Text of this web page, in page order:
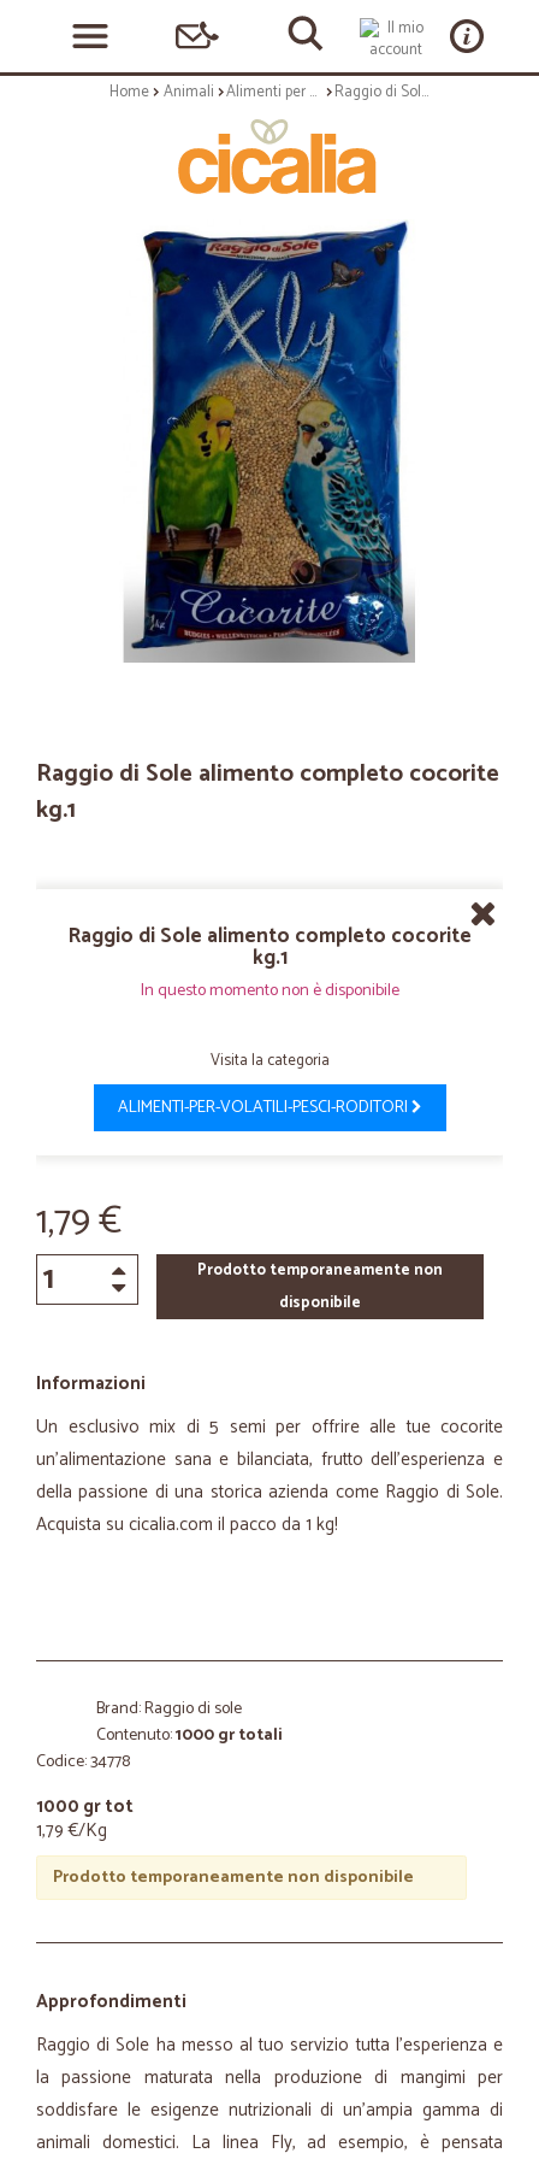
Home Animali Alimenti per volatili, pesci, roditori Raggio di Sole alimento completo cocorite kg.1
Raggio di Sole alimento completo cocorite
kg.1
Raggio di Sole alimento completo cocorite
kg.1
In questo momento non è disponibile
Visita la categoria
ALIMENTI-PER-VOLATILI-PESCI-RODITORI
1,79 €
Prodotto temporaneamente non
disponibile
Informazioni
Un esclusivo mix di 5 semi per offrire alle tue cocorite
un’alimentazione sana e bilanciata, frutto dell’esperienza e
della passione di una storica azienda come Raggio di Sole.
Acquista su cicalia.com il pacco da 1 kg!
Brand: Raggio di sole
Contenuto:1000 gr totali
Codice: 34778
1000 gr tot
1,79 €/Kg
Prodotto temporaneamente non disponibile
Approfondimenti
Raggio di Sole ha messo al tuo servizio tutta l’esperienza e
la passione maturata nella produzione di mangimi per
soddisfare le esigenze nutrizionali di un’ampia gamma di
animali domestici. La linea Fly, ad esempio, è pensata